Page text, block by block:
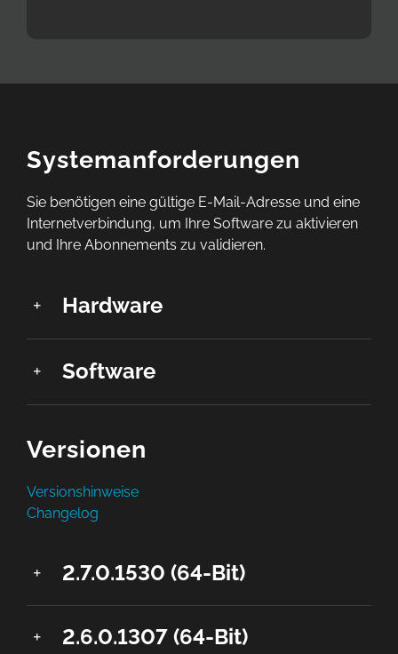
Systemanforderungen
Sie benötigen eine gültige E-Mail-Adresse und eine
Internetverbindung, um Ihre Software zu aktivieren
und Ihre Abonnements zu validieren.
Hardware
Software
Versionen
Versionshinweise
Changelog
2.7.0.1530 (64-Bit)
2.6.0.1307 (64-Bit)